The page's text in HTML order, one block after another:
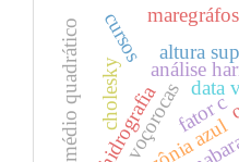
data
voçorocas
altura
análise
maregráfos
hidrografia fator c
erro médio quadrático cholesky
cursos